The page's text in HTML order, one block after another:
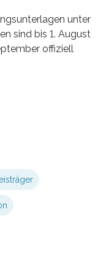
unter
sind bis 1. August
offiziell